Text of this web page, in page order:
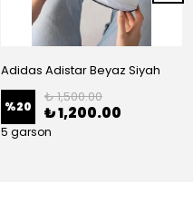
Adidas Adistar Beyaz Siyah
%20
₺ 1,500.00
₺ 1,200.00
5 garson